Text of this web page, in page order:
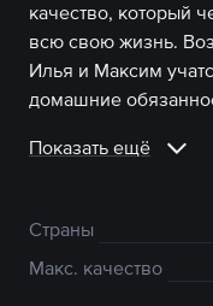
качество, который
всю свою жизнь.
Илья и Максим
домашние
Показать ещё
Страны
Макс. качество